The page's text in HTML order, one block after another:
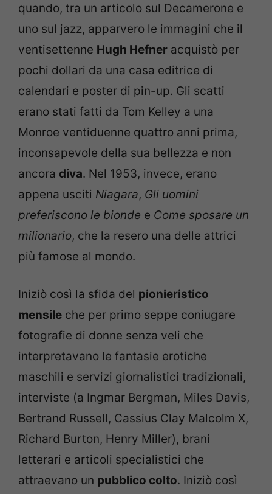
quando, tra un articolo sul Decamerone e
uno sul jazz, apparvero le immagini che il
ventisettenne Hugh Hefner acquistò per
pochi dollari da una casa editrice di
calendari e poster di pin-up. Gli scatti
erano stati fatti da Tom Kelley a una
Monroe ventiduenne quattro anni prima,
inconsapevole della sua bellezza e non
ancora diva. Nel 1953, invece, erano
appena usciti Niagara, Gli uomini
preferiscono le bionde e Come sposare un
milionario, che la resero una delle attrici
più famose al mondo.
Iniziò così la sfida del pionieristico
mensile che per primo seppe coniugare
fotografie di donne senza veli che
interpretavano le fantasie erotiche
maschili e servizi giornalistici tradizionali,
interviste (a Ingmar Bergman, Miles Davis,
Bertrand Russell, Cassius Clay Malcolm X,
Richard Burton, Henry Miller), brani
letterari e articoli specialistici che
attraevano un pubblico colto. Iniziò così